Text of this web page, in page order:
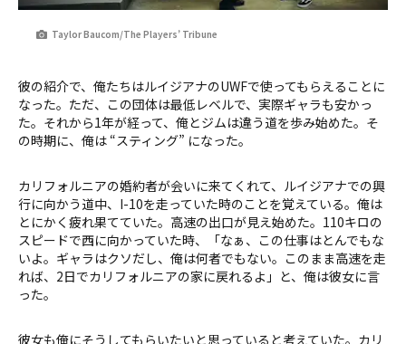
Taylor Baucom/The Players’ Tribune
彼の紹介で、俺たちはルイジアナのUWFで使ってもらえることに
なった。ただ、この団体は最低レベルで、実際ギャラも安かっ
た。それから1年が経って、俺とジムは違う道を歩み始めた。そ
の時期に、俺は “スティング” になった。
カリフォルニアの婚約者が会いに来てくれて、ルイジアナでの興
行に向かう道中、I-10を走っていた時のことを覚えている。俺は
とにかく疲れ果てていた。高速の出口が見え始めた。110キロの
スピードで西に向かっていた時、「なぁ、この仕事はとんでもな
いよ。ギャラはクソだし、俺は何者でもない。このまま高速を走
れば、2日でカリフォルニアの家に戻れるよ」と、俺は彼女に言
った。
彼女も俺にそうしてもらいたいと思っていると考えていた。カリ